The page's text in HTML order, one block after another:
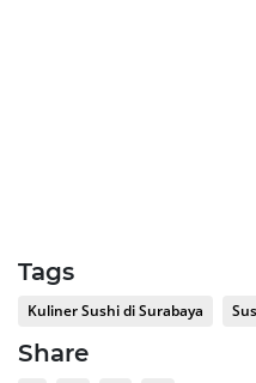
Tags
Kuliner Sushi di Surabaya
Share